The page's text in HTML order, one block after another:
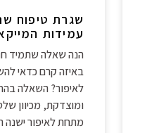
שגרת טיפוח
עמידות
הנה שאלה שתמיד
באיזה קרם כדאי
לאיפור? השאלה
ומוצדקת, מכיוון
מתחת לאיפור